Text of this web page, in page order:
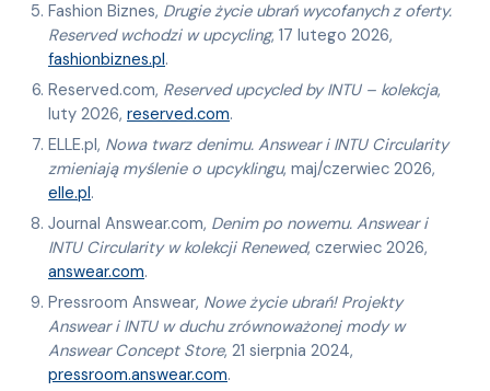
Fashion Biznes, Drugie życie ubrań wycofanych z oferty.
Reserved wchodzi w upcycling, 17 lutego 2026,
fashionbiznes.pl.
Reserved.com, Reserved upcycled by INTU – kolekcja,
luty 2026, reserved.com.
ELLE.pl, Nowa twarz denimu. Answear i INTU Circularity
zmieniają myślenie o upcyklingu, maj/czerwiec 2026,
elle.pl.
Journal Answear.com, Denim po nowemu. Answear i
INTU Circularity w kolekcji Renewed, czerwiec 2026,
answear.com.
Pressroom Answear, Nowe życie ubrań! Projekty
Answear i INTU w duchu zrównoważonej mody w
Answear Concept Store, 21 sierpnia 2024,
pressroom.answear.com.